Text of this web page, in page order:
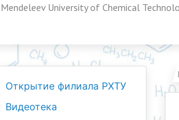
University of Chemical
Открытие филиала РХТУ
Видеотека